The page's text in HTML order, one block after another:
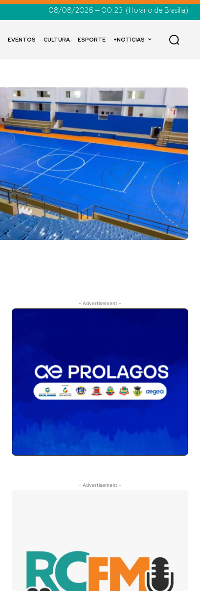
08/08/2026 — 00:23 (Horário de Brasília)
EVENTOS CULTURA ESPORTE +NOTÍCIAS
- Advertisement -
- Advertisement -